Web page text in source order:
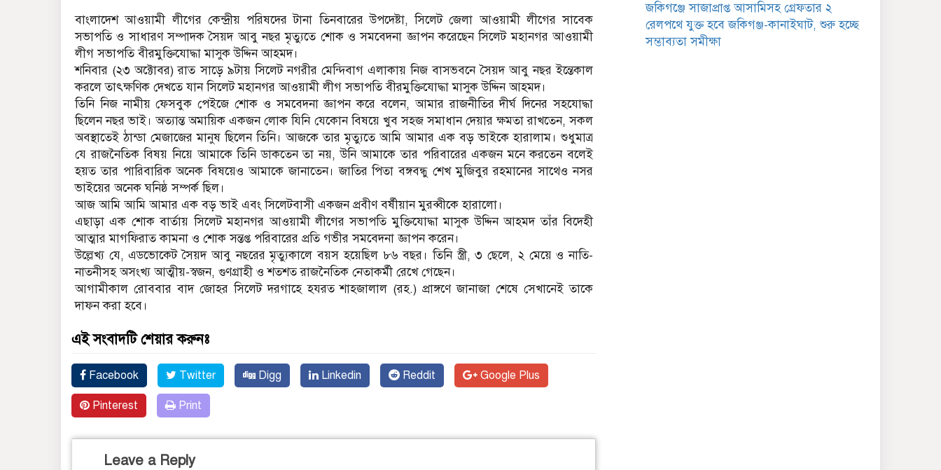
বাংলাদেশ আওয়ামী লীগের কেন্দ্রীয় পরিষদের টানা তিনবারের উপদেষ্টা, সিলেট জেলা আওয়ামী লীগের সাবেক
সভাপতি ও সাধারণ সম্পাদক সৈয়দ আবু নছর মৃত্যুতে শোক ও সমবেদনা জ্ঞাপন করেছেন সিলেট মহানগর আওয়ামী
লীগ সভাপতি বীরমুক্তিযোদ্ধা মাসুক উদ্দিন আহমদ।
শনিবার (২৩ অক্টোবর) রাত সাড়ে ৯টায় সিলেট নগরীর মেন্দিবাগ এলাকায় নিজ বাসভবনে সৈয়দ আবু নছর ইন্তেকাল
করলে তাৎক্ষণিক দেখতে যান সিলেট মহানগর আওয়ামী লীগ সভাপতি বীরমুক্তিযোদ্ধা মাসুক উদ্দিন আহমদ।
তিনি নিজ নামীয় ফেসবুক পেইজে শোক ও সমবেদনা জ্ঞাপন করে বলেন, আমার রাজনীতির দীর্ঘ দিনের সহযোদ্ধা
ছিলেন নছর ভাই। অত্যান্ত অমায়িক একজন লোক যিনি যেকোন বিষয়ে খুব সহজ সমাধান দেয়ার ক্ষমতা রাখতেন, সকল
অবস্থাতেই ঠান্ডা মেজাজের মানুষ ছিলেন তিনি। আজকে তার মৃত্যুতে আমি আমার এক বড় ভাইকে হারালাম। শুধুমাত্র
যে রাজনৈতিক বিষয় নিয়ে আমাকে তিনি ডাকতেন তা নয়, উনি আমাকে তার পরিবারের একজন মনে করতেন বলেই
হয়ত তার পারিবারিক অনেক বিষয়েও আমাকে জানাতেন। জাতির পিতা বঙ্গবন্ধু শেখ মুজিবুর রহমানের সাথেও নসর
ভাইয়ের অনেক ঘনিষ্ঠ সম্পর্ক ছিল।
আজ আমি আমি আমার এক বড় ভাই এবং সিলেটবাসী একজন প্রবীণ বর্ষীয়ান মুরব্বীকে হারালো।
এছাড়া এক শোক বার্তায় সিলেট মহানগর আওয়ামী লীগের সভাপতি মুক্তিযোদ্ধা মাসুক উদ্দিন আহমদ তাঁর বিদেহী
আত্মার মাগফিরাত কামনা ও শোক সন্তপ্ত পরিবারের প্রতি গভীর সমবেদনা জ্ঞাপন করেন।
উল্লেখ্য যে, এডভোকেট সৈয়দ আবু নছরের মৃত্যুকালে বয়স হয়েছিল ৮৬ বছর। তিনি স্ত্রী, ৩ ছেলে, ২ মেয়ে ও নাতি-
নাতনীসহ অসংখ্য আত্মীয়-স্বজন, গুণগ্রাহী ও শতশত রাজনৈতিক নেতাকর্মী রেখে গেছেন।
আগামীকাল রোববার বাদ জোহর সিলেট দরগাহে হযরত শাহজালাল (রহ.) প্রাঙ্গণে জানাজা শেষে সেখানেই তাকে
দাফন করা হবে।
এই সংবাদটি শেয়ার করুনঃ
Facebook Twitter Digg Linkedin Reddit Google Plus
Pinterest Print
Leave a Reply
জকিগঞ্জে সরকারি পাঁচ ভাতার
আবেদন শুরু আজ
জকিগঞ্জে সাজাপ্রাপ্ত আসামিসহ গ্রেফতার ২
রেলপথে যুক্ত হবে জকিগঞ্জ-কানাইঘাট, শুরু হচ্ছে
সম্ভাব্যতা সমীক্ষা